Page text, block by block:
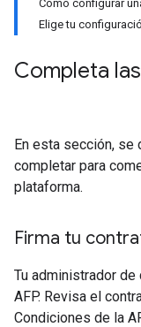
Cómo configurar
Elige tu
Completa
En esta sección, se
completar para
plataforma.
Firma tu
Tu administrador
AFP. Revisa el
Condiciones de la